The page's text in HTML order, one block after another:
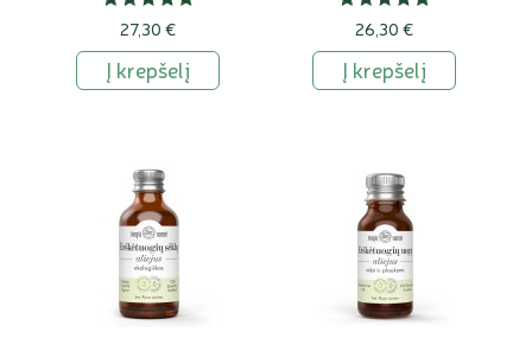
komfortą, tačiau nudegusiai ar sudirgusiai odai pirmiausia
reikėtų rinktis vėsinančias ir raminančias priemones.
Ar įdegio aliejus atstoja SPF?
nebent ant konkretaus produkto aiškiai nurodyta SPF
apsauga. Natūralūs aliejai gali puoselėti odą, suteikti jai
švytėjimo, padėti palaikyti minkštumą ir paryškinti įdegio
atspalvį, tačiau jie neturėtų būti naudojami kaip vienintelė
apsauga nuo UV spindulių.
27,30 €
Į krepšelį
26,30 €
Į krepšelį